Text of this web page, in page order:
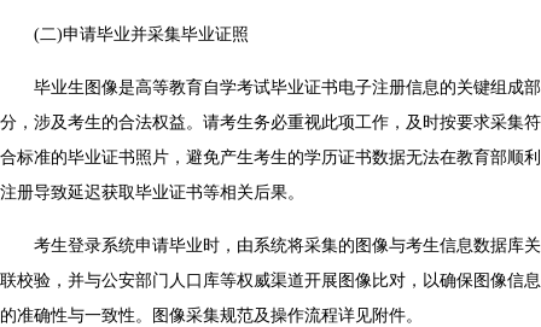
(二)申请毕业并采集毕业证照
毕业生图像是高等教育自学考试毕业证书电子注册信息的关键组成部
分，涉及考生的合法权益。请考生务必重视此项工作，及时按要求采集符
合标准的毕业证书照片，避免产生考生的学历证书数据无法在教育部顺利
注册导致延迟获取毕业证书等相关后果。
考生登录系统申请毕业时，由系统将采集的图像与考生信息数据库关
联校验，并与公安部门人口库等权威渠道开展图像比对，以确保图像信息
的准确性与一致性。图像采集规范及操作流程详见附件。